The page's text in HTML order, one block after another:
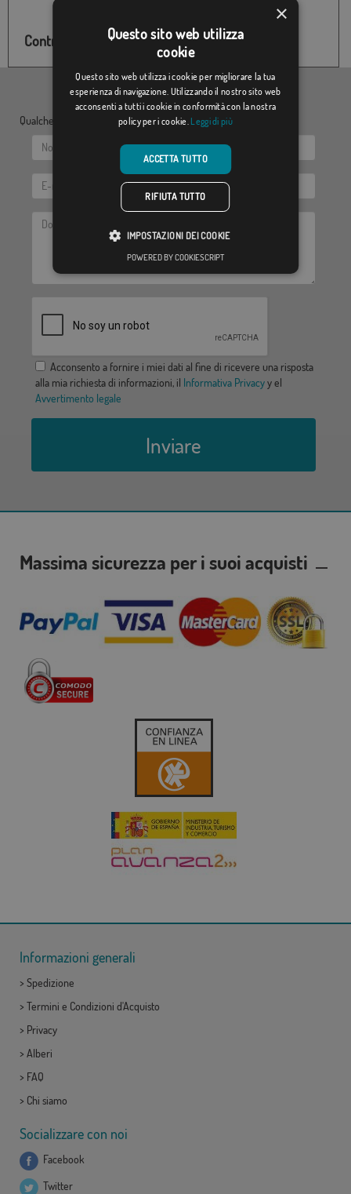
Controlla lo stock di questo prodotto
Qualche dubbio? Inviaci le tue domande:
Acconsento a fornire i miei dati al fine di ricevere una risposta
alla mia richiesta di informazioni, il Informativa Privacyy el
Avvertimento legale
Inviare
Massima sicurezza per i suoi acquisti
Informazioni generali
> Spedizione
> Termini e Condizioni d'Acquisto
> Privacy
> Alberi
> FAQ
> Chi siamo
Socializzare con noi
Facebook
Twitter
×
Questo sito web utilizza
cookie
Questo sito web utilizza i cookie per migliorare la tua
esperienza di navigazione. Utilizzando il nostro sito web
acconsenti a tutti i cookie in conformità con la nostra
policy per i cookie. Leggi di più
ACCETTA TUTTO
RIFIUTA TUTTO
IMPOSTAZIONI DEI COOKIE
POWERED BY COOKIESCRIPT